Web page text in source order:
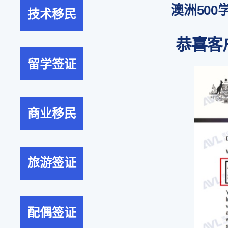
技术移民
留学签证
商业移民
旅游签证
配偶签证
澳洲500
恭喜客